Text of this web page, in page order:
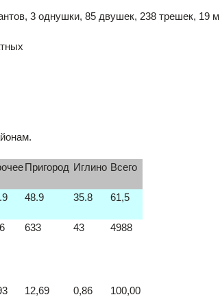
3 однушки, 85 двушек, 238 трешек, 19
Пригород Иглино Всего
48.9 35.8 61,5
633 43 4988
12,69 0,86 100,00